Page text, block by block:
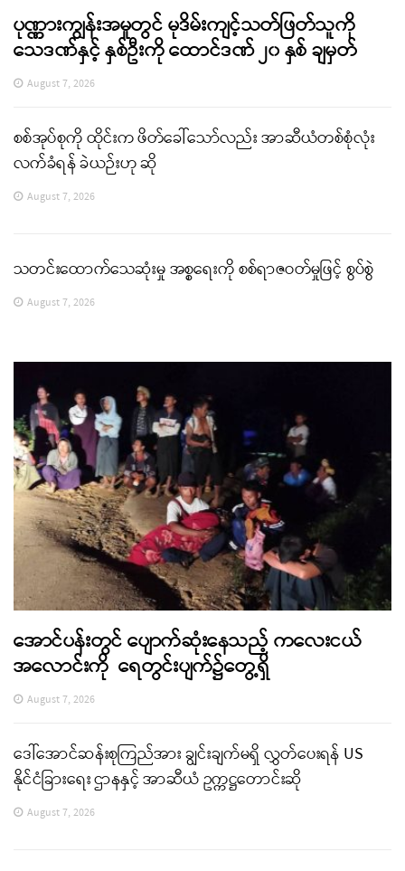
ပုဏ္ဏားကျွန်းအမှုတွင် မုဒိမ်းကျင့်သတ်ဖြတ်သူကို
သေဒဏ်နှင့် နှစ်ဦးကို ထောင်ဒဏ် ၂၀ နှစ် ချမှတ်
August 7, 2026
စစ်အုပ်စုကို ထိုင်းက ဖိတ်ခေါ်သော်လည်း အာဆီယံတစ်စုံလုံး
လက်ခံရန် ခဲယဉ်းဟု ဆို
August 7, 2026
သတင်းထောက်သေဆုံးမှု အစ္စရေးကို စစ်ရာဇဝတ်မှုဖြင့် စွပ်စွဲ
August 7, 2026
အောင်ပန်းတွင် ပျောက်ဆုံးနေသည့် ကလေးငယ်
အလောင်းကို ရေတွင်းပျက်၌တွေ့ရှိ
August 7, 2026
ဒေါ်အောင်ဆန်းစုကြည်အား ချွင်းချက်မရှိ လွှတ်ပေးရန် US
နိုင်ငံခြားရေး ဌာနနှင့် အာဆီယံ ဥက္ကဋ္ဌတောင်းဆို
August 7, 2026